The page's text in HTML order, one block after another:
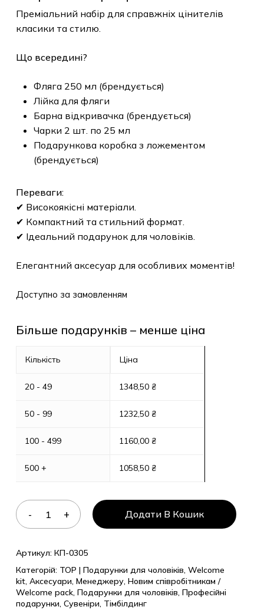
Преміальний набір для справжніх цінителів
класики та стилю.
Що всередині?
Фляга 250 мл (брендується)
Лійка для фляги
Барна відкривачка (брендується)
Чарки 2 шт. по 25 мл
Подарункова коробка з ложементом
(брендується)
Переваги:
✔ Високоякісні матеріали.
✔ Компактний та стильний формат.
✔ Ідеальний подарунок для чоловіків.
Елегантний аксесуар для особливих моментів!
Доступно за замовленням
Більше подарунків – менше ціна
Кількість
20 - 49
50 - 99
100 - 499
500 +
Ціна
1348,50 ₴
1232,50 ₴
1160,00 ₴
1058,50 ₴
Додати В Кошик
Артикул: КП-0305
Категорій: TOP | Подарунки для чоловіків, Welcome
kit, Аксесуари, Менеджеру, Новим співробітникам /
Welcome pack, Подарунки для чоловіків, Професійні
подарунки, Сувеніри, Тімбілдинг